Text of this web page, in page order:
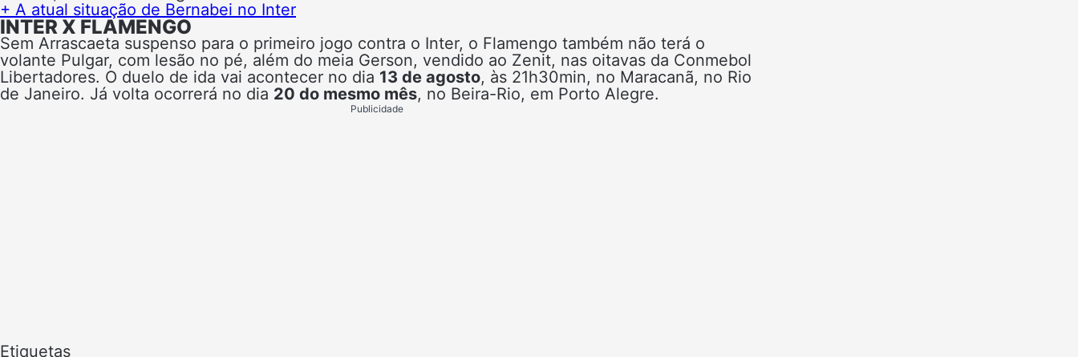
+ A atual situação de Bernabei no Inter
INTER X FLAMENGO
Sem Arrascaeta suspenso para o primeiro jogo contra o Inter, o Flamengo também não terá o
volante Pulgar, com lesão no pé, além do meia Gerson, vendido ao Zenit, nas oitavas da Conmebol
Libertadores. O duelo de ida vai acontecer no dia 13 de agosto, às 21h30min, no Maracanã, no Rio
de Janeiro. Já volta ocorrerá no dia 20 do mesmo mês, no Beira-Rio, em Porto Alegre.
Publicidade
Etiquetas